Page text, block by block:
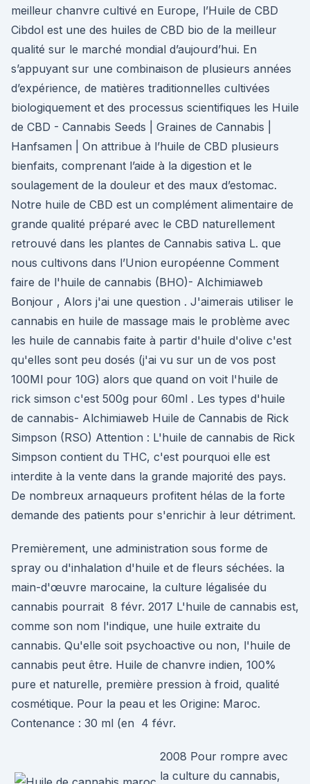
meilleur chanvre cultivé en Europe, l’Huile de CBD
Cibdol est une des huiles de CBD bio de la meilleur
qualité sur le marché mondial d’aujourd’hui. En
s’appuyant sur une combinaison de plusieurs années
d’expérience, de matières traditionnelles cultivées
biologiquement et des processus scientifiques les Huile
de CBD - Cannabis Seeds | Graines de Cannabis |
Hanfsamen | On attribue à l’huile de CBD plusieurs
bienfaits, comprenant l’aide à la digestion et le
soulagement de la douleur et des maux d’estomac.
Notre huile de CBD est un complément alimentaire de
grande qualité préparé avec le CBD naturellement
retrouvé dans les plantes de Cannabis sativa L. que
nous cultivons dans l’Union européenne Comment
faire de l'huile de cannabis (BHO)- Alchimiaweb
Bonjour , Alors j'ai une question . J'aimerais utiliser le
cannabis en huile de massage mais le problème avec
les huile de cannabis faite à partir d'huile d'olive c'est
qu'elles sont peu dosés (j'ai vu sur un de vos post
100Ml pour 10G) alors que quand on voit l'huile de
rick simson c'est 500g pour 60ml . Les types d'huile
de cannabis- Alchimiaweb Huile de Cannabis de Rick
Simpson (RSO) Attention : L'huile de cannabis de Rick
Simpson contient du THC, c'est pourquoi elle est
interdite à la vente dans la grande majorité des pays.
De nombreux arnaqueurs profitent hélas de la forte
demande des patients pour s'enrichir à leur détriment.
Premièrement, une administration sous forme de
spray ou d'inhalation d'huile et de fleurs séchées. la
main-d'œuvre marocaine, la culture légalisée du
cannabis pourrait 8 févr. 2017 L'huile de cannabis est,
comme son nom l'indique, une huile extraite du
cannabis. Qu'elle soit psychoactive ou non, l'huile de
cannabis peut être. Huile de chanvre indien, 100%
pure et naturelle, première pression à froid, qualité
cosmétique. Pour la peau et les Origine: Maroc.
Contenance : 30 ml (en 4 févr.
2008 Pour rompre avec
la culture du cannabis,